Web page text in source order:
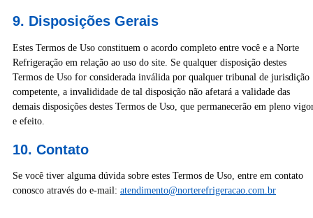
9. Disposições Gerais
Estes Termos de Uso constituem o acordo completo entre você e a Norte
Refrigeração em relação ao uso do site. Se qualquer disposição destes
Termos de Uso for considerada inválida por qualquer tribunal de jurisdição
competente, a invalididade de tal disposição não afetará a validade das
demais disposições destes Termos de Uso, que permanecerão em pleno
e efeito.
10. Contato
Se você tiver alguma dúvida sobre estes Termos de Uso, entre em contato
conosco através do e-mail: atendimento@norterefrigeracao.com.br